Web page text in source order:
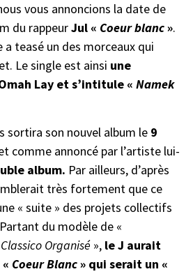
vous annoncions la date de
du rappeurJul « Coeur blanc».
teasé un des morceaux qui
Le single est ainsi une
Lay et s’intitule « Namek
sortira son nouvel album le 9
comme annoncé par l’artiste lui-
album. Par ailleurs, d’après
très fortement que ce
« suite » des projets collectifs
du modèle de «
Organisé », le J aurait
Coeur Blanc» qui serait un «